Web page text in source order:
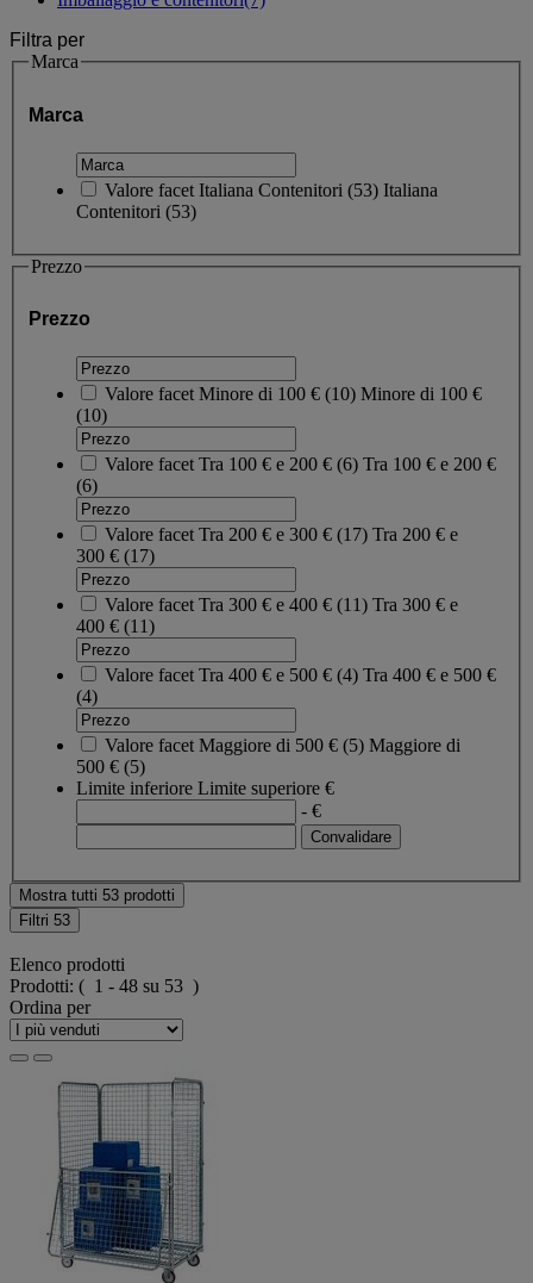
Filtra per
Marca
Marca
Valore facet Italiana Contenitori (53) Italiana
Contenitori (53)
Prezzo
Prezzo
Valore facet Minore di 100 € (10) Minore di 100 €
(10)
Valore facet Tra 100 € e 200 € (6) Tra 100 € e 200 €
(6)
Valore facet Tra 200 € e 300 € (17) Tra 200 € e
300 € (17)
Valore facet Tra 300 € e 400 € (11) Tra 300 € e
400 € (11)
Valore facet Tra 400 € e 500 € (4) Tra 400 € e 500 €
(4)
Valore facet Maggiore di 500 € (5) Maggiore di
500 € (5)
Limite inferiore Limite superiore €
- €
Mostra tutti 53 prodotti
Filtri 53
Elenco prodotti
Prodotti: ( 1 - 48 su 53 )
Ordina per